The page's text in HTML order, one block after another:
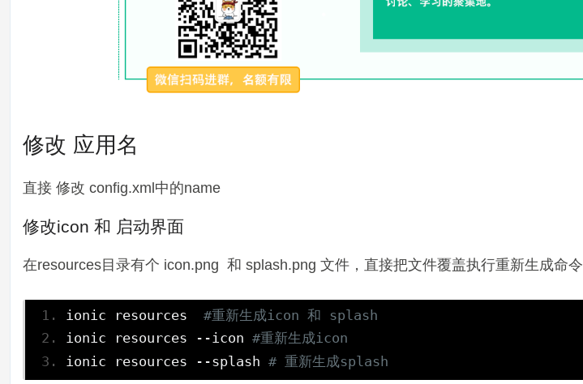
修改 应用名
直接 修改 config.xml中的name
修改icon 和 启动界面
在resources目录有个 icon.png 和 splash.png 文件，直接把文件覆盖执行重新生成命令
ionic resources #重新生成icon 和 splash
ionic resources
--icon #重新生成icon
ionic resources
--splash # 重新生成splash